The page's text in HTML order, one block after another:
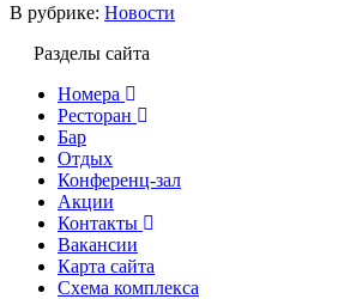
В рубрике: Новости
Разделы сайта
Номера
Ресторан
Бар
Отдых
Конференц-зал
Акции
Контакты
Вакансии
Карта сайта
Cхема комплекса